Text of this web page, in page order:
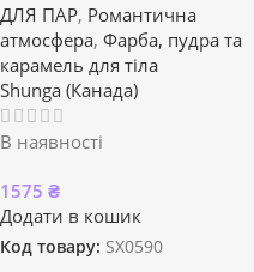
ДЛЯ ПАР, Романтична
атмосфера, Фарба, пудра та
карамель для тіла
Shunga (Канада)
В наявності
1575 ₴
Додати в кошик
Код товару: SX0590